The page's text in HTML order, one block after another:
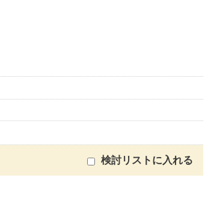
検討リストに入れる